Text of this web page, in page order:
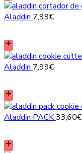
Aladdin 7,99€
Aladdin 7,99€
Aladdin PACK33,60€